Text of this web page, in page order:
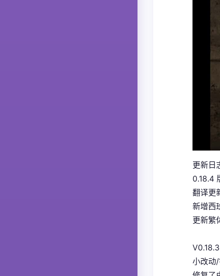
更新日
0.18.4
翻译更
新增西
更新繁
V0.18.3
小改动